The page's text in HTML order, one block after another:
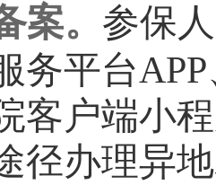
案。 参保
务平台APP
客户端小
径办理异